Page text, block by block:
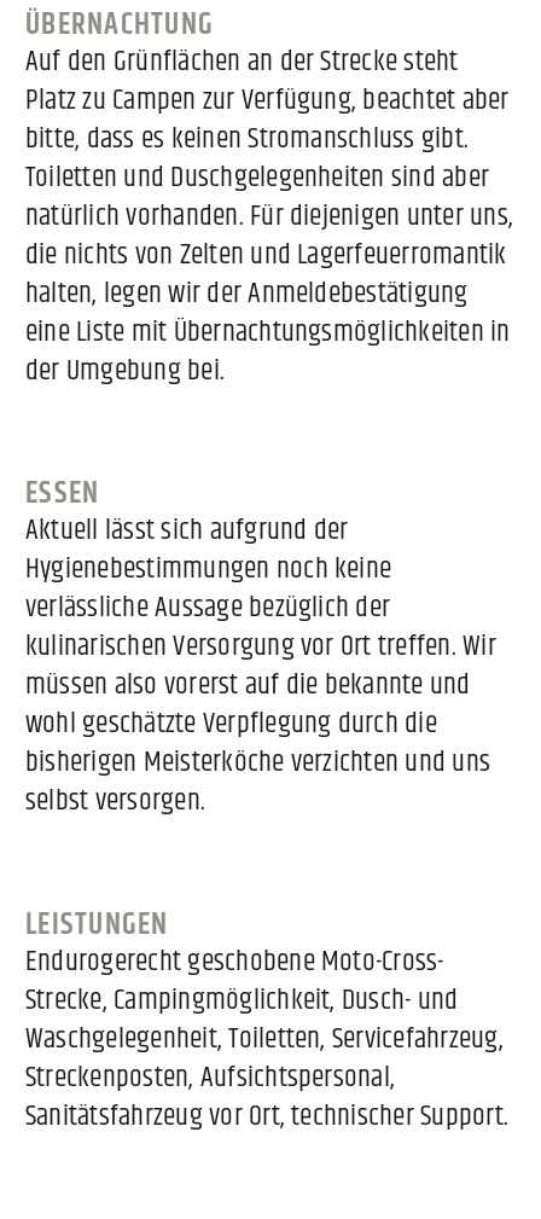
ÜBERNACHTUNG
Auf den Grünflächen an der Strecke steht
Platz zu Campen zur Verfügung, beachtet aber
bitte, dass es keinen Stromanschluss gibt.
Toiletten und Duschgelegenheiten sind aber
natürlich vorhanden. Für diejenigen unter uns,
die nichts von Zelten und Lagerfeuerromantik
halten, legen wir der Anmeldebestätigung
eine Liste mit Übernachtungsmöglichkeiten in
der Umgebung bei.
ESSEN
Aktuell lässt sich aufgrund der
Hygienebestimmungen noch keine
verlässliche Aussage bezüglich der
kulinarischen Versorgung vor Ort treffen. Wir
müssen also vorerst auf die bekannte und
wohl geschätzte Verpflegung durch die
bisherigen Meisterköche verzichten und uns
selbst versorgen.
LEISTUNGEN
Endurogerecht geschobene Moto-Cross-
Strecke, Campingmöglichkeit, Dusch- und
Waschgelegenheit, Toiletten, Servicefahrzeug,
Streckenposten, Aufsichtspersonal,
Sanitätsfahrzeug vor Ort, technischer Support.